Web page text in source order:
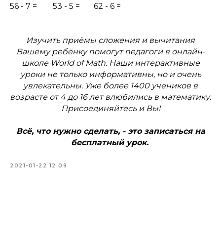
56 - 7 = 53 - 5 = 62 - 6 =
Изучить приёмы сложения и вычитания
Вашему ребёнку помогут педагоги в онлайн-
школе World of Math. Наши интерактивные
уроки не только информативны, но и очень
увлекательны. Уже более 1400 учеников в
возрасте от 4 до 16 лет влюбились в математику.
Присоединяйтесь и Вы!
Всё, что нужно сделать, - это записаться на
бесплатный урок.
2021-01-22 12:09